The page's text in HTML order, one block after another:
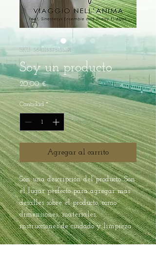
SKU: 364215375135191
Soy un producto
20,00 €Precio
Cantidad *
Agregar al carrito
Son una descripción del producto. Son
el lugar perfecto para agregar más
detalles sobre el producto, como
dimensiones, materiales,
instrucciones de cuidado y limpieza.